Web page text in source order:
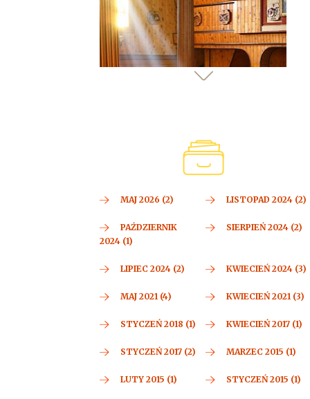
MAJ 2026 (2) LISTOPAD 2024 (2)
PAŹDZIERNIK
2024 (1)
SIERPIEŃ 2024 (2)
LIPIEC 2024 (2) KWIECIEŃ 2024 (3)
MAJ 2021 (4) KWIECIEŃ 2021 (3)
STYCZEŃ 2018 (1) KWIECIEŃ 2017 (1)
STYCZEŃ 2017 (2) MARZEC 2015 (1)
LUTY 2015 (1) STYCZEŃ 2015 (1)